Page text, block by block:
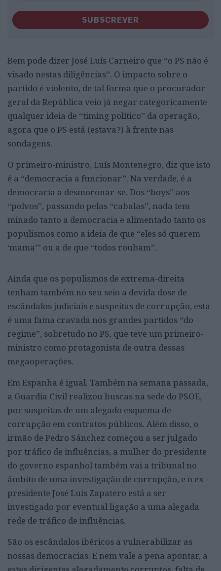
SUBSCREVER
Bem pode dizer José Luís Carneiro que “o PS não é
visado nestas diligências”. O impacto sobre o
partido é violento, de tal forma que o procurador-
geral da República veio já negar categoricamente
qualquer ideia de “timing político” da operação,
agora que o PS está (estava?) à frente nas
sondagens.
O primeiro-ministro, Luís Montenegro, diz que isto
é a “democracia a funcionar”. Na verdade, é a
democracia a desmoronar-se. Dos “boys” aos
“polvos”, passando pelas “cabalas”, nada tem
minado tanto a democracia e alimentado tanto os
populismos como a ideia de que “eles só querem
‘mama’” ou a de que “todos roubam”.
Ainda que os populismos de extrema-direita
tenham também no seu seio a devida dose de
escândalos judiciais e suspeitas de corrupção, esta
é uma fama cravada nos grandes partidos “do
regime”, sobretudo no PS, que teve um primeiro-
ministro como protagonista de outra dessas
megaoperações.
Em Espanha é igual. Também na semana passada,
a Guardia Civil realizou buscas na sede do PSOE,
por suspeitas de um alegado esquema de
corrupção em contratos públicos. Além disso, o
irmão de Pedro Sánchez começou a ser julgado
por tráfico de influências, a mulher do presidente
do governo espanhol também vai a tribunal no
âmbito de uma investigação de corrupção, e o ex-
presidente José Luis Zapatero está a ser
investigado por eventual ligação a uma alegada
rede de tráfico de influências.
São os escândalos ibéricos a vulnerabilizar as
nossas democracias. E nem vale a pena apontar, a